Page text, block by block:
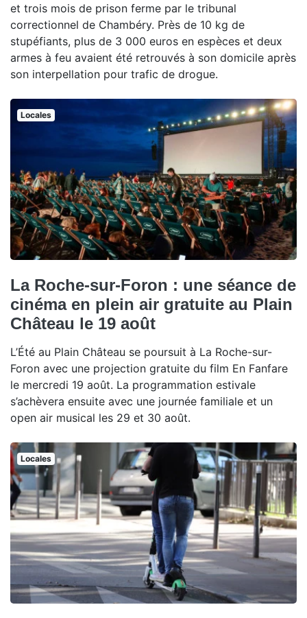
et trois mois de prison ferme par le tribunal
correctionnel de Chambéry. Près de 10 kg de
stupéfiants, plus de 3 000 euros en espèces et deux
armes à feu avaient été retrouvés à son domicile après
son interpellation pour trafic de drogue.
Locales
La Roche-sur-Foron : une séance de
cinéma en plein air gratuite au Plain
Château le 19 août
L’Été au Plain Château se poursuit à La Roche-sur-
Foron avec une projection gratuite du film En Fanfare
le mercredi 19 août. La programmation estivale
s’achèvera ensuite avec une journée familiale et un
open air musical les 29 et 30 août.
Locales